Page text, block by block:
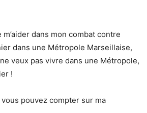
dans mon combat contre
dans une Métropole Marseillaise,
veux pas vivre dans une Métropole,
!
pouvez compter sur ma